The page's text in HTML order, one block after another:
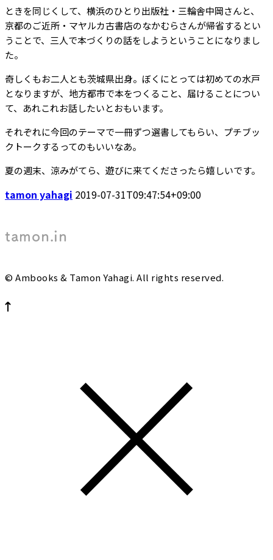
ときを同じくして、横浜のひとり出版社・三輪舎中岡さんと、
京都のご近所・マヤルカ古書店のなかむらさんが帰省するとい
うことで、三人で本づくりの話をしようということになりまし
た。
奇しくもお二人とも茨城県出身。ぼくにとっては初めての水戸
となりますが、地方都市で本をつくること、届けることについ
て、あれこれお話したいとおもいます。
それぞれに今回のテーマで一冊ずつ選書してもらい、プチブッ
クトークするってのもいいなあ。
夏の週末、涼みがてら、遊びに来てくださったら嬉しいです。
tamon yahagi 2019-07-31T09:47:54+09:00
tamon.in
© Ambooks & Tamon Yahagi. All rights reserved.